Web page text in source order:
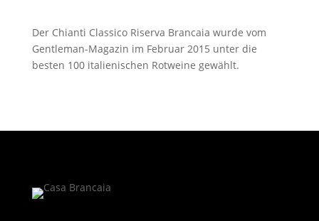
Der Chianti Classico Riserva Brancaia wurde vom
Gentleman-Magazin im Februar 2015 unter die
besten 100 italienischen Rotweine gewählt.